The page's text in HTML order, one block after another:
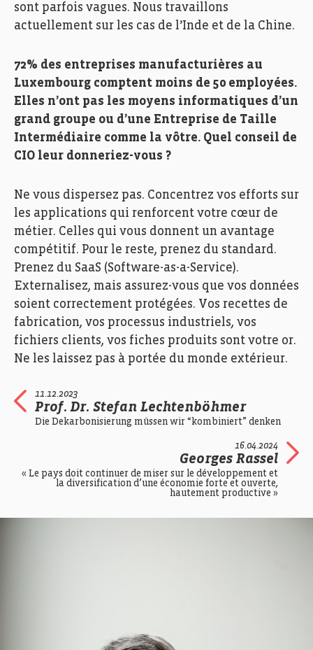
sont parfois vagues. Nous travaillons
actuellement sur les cas de l’Inde et de la Chine.
72% des entreprises manufacturières au
Luxembourg comptent moins de 50 employées.
Elles n’ont pas les moyens informatiques d’un
grand groupe ou d’une Entreprise de Taille
Intermédiaire comme la vôtre. Quel conseil de
CIO leur donneriez-vous ?
Ne vous dispersez pas. Concentrez vos efforts sur
les applications qui renforcent votre cœur de
métier. Celles qui vous donnent un avantage
compétitif. Pour le reste, prenez du standard.
Prenez du SaaS (Software-as-a-Service).
Externalisez, mais assurez-vous que vos données
soient correctement protégées. Vos recettes de
fabrication, vos processus industriels, vos
fichiers clients, vos fiches produits sont votre or.
Ne les laissez pas à portée du monde extérieur.
11.12.2023
Prof. Dr. Stefan Lechtenböhmer
Die Dekarbonisierung müssen wir “kombiniert” denken
16.04.2024
Georges Rassel
« Le pays doit continuer de miser sur le développement et
la diversification d’une économie forte et ouverte,
hautement productive »